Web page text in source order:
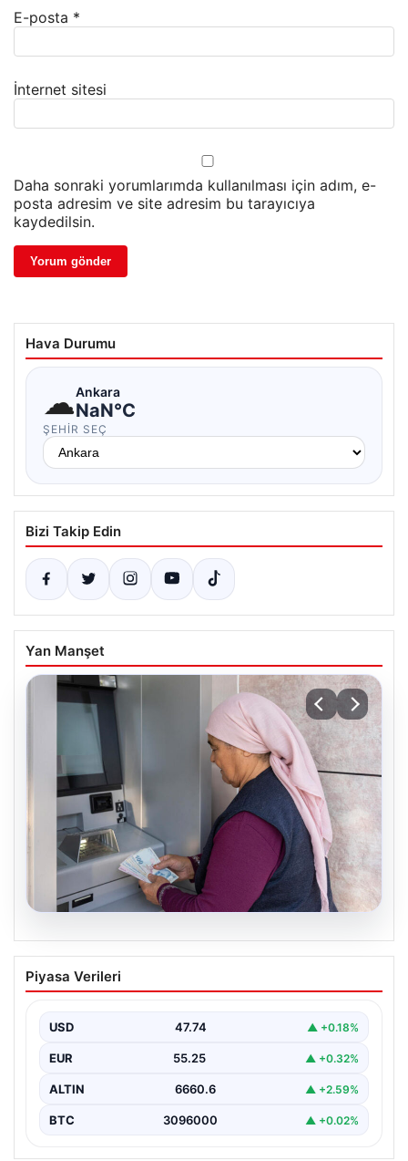
E-posta *
İnternet sitesi
Daha sonraki yorumlarımda kullanılması için adım, e-
posta adresim ve site adresim bu tarayıcıya
kaydedilsin.
Hava Durumu
☁Ankara
NaN°C
ŞEHIR SEÇ
Bizi Takip Edin
Yan Manşet
06.08.2026
Emekli maaşı ödemeleri ne zaman
yatacak? SGK, Bağ-Kur, Emekli Sandığı
Piyasa Verileri
USD 47.74 ▲ +0.18%
EUR 55.25 ▲ +0.32%
ALTIN 6660.6 ▲ +2.59%
BTC 3096000 ▲ +0.02%